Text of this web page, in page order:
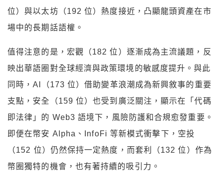
位）與以太坊（192 位）熱度接近，凸顯龍頭資產在市
場中的長期話語權。
值得注意的是，宏觀（182 位）逐漸成為主流議題，反
映出華語圈對全球經濟與政策環境的敏感度提升。與此
同時，AI（173 位）借助變革浪潮成為新興敘事的重要
支點，安全（159 位）也受到廣泛關注，顯示在「代碼
即法律」的 Web3 語境下，風險防護和合規愈發重要。
即便在幣安 Alpha、InfoFi 等新模式衝擊下，空投
（152 位）仍然保持一定熱度，而套利（132 位）作為
幣圈獨特的機會，也有著持續的吸引力。